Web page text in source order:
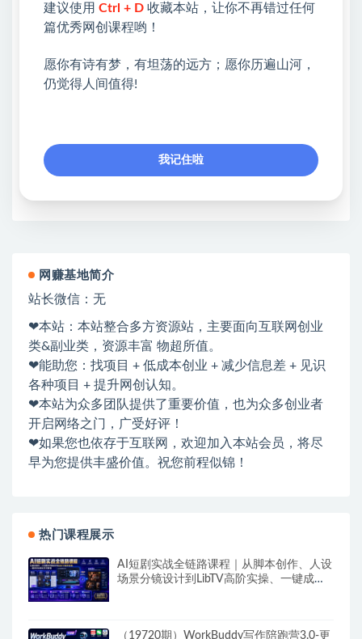
①：点击右上角【
③：点击右上方【登录】领取
网赚基地简介
站长微信：无
❤本站：本站整合多方资源站，主要面向互联网创业
类&副业类，资源丰富 物超所值。
❤能助您：找项目 + 低成本创业 + 减少信息差 + 见识
各种项目 + 提升网创认知。
❤本站为众多团队提供了重要价值，也为众多创业者
开启网络之门，广受好评！
❤如果您也依存于互联网，欢迎加入本站会员，将尽
早为您提供丰盛价值。祝您前程似锦！
热门课程展示
AI短剧实战全链路课程｜从脚本创作、人设
场景分镜设计到LibTV高阶实操、一键成片
（19720期）WorkBuddy写作陪跑营3.0-更
建议使用 Ctrl + D 收藏本站，让你不再错过任何
篇优秀网创课程哟！
愿你有诗有梦，有坦荡的远方；愿你历遍山河，
仍觉得人间值得!
我记住啦